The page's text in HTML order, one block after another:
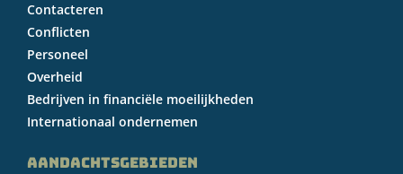
Contacteren
Conflicten
Personeel
Overheid
Bedrijven in financiële moeilijkheden
Internationaal ondernemen
AANDACHTSGEBIEDEN